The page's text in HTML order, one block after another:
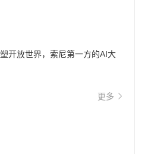
开放世界，索尼第一方的AI大
更多